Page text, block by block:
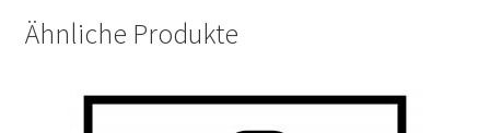
Ähnliche Produkte